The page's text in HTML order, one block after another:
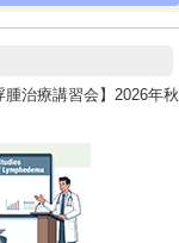
治療講習会】2026年秋